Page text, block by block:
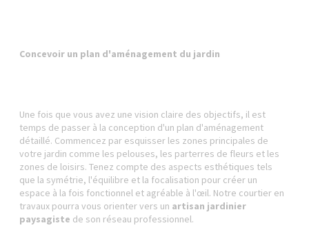
Concevoir un plan d'aménagement du jardin
Une fois que vous avez une vision claire des objectifs, il est
temps de passer à la conception d'un plan d'aménagement
détaillé. Commencez par esquisser les zones principales de
votre jardin comme les pelouses, les parterres de fleurs et les
zones de loisirs. Tenez compte des aspects esthétiques tels
que la symétrie, l'équilibre et la focalisation pour créer un
espace à la fois fonctionnel et agréable à l'œil. Notre courtier en
travaux pourra vous orienter vers un artisan jardinier
paysagiste de son réseau professionnel.